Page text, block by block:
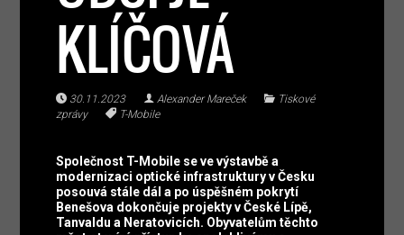
KLÍČOVÁ
30.11.2023 Alexander Mareček
Tiskové
zprávy
T-Mobile
Společnost T-Mobile se ve výstavbě a
modernizaci optické infrastruktury v Česku
posouvá stále dál a po úspěšném pokrytí
Benešova dokončuje projekty v České Lípě,
Tanvaldu a Neratovicích. Obyvatelům těchto